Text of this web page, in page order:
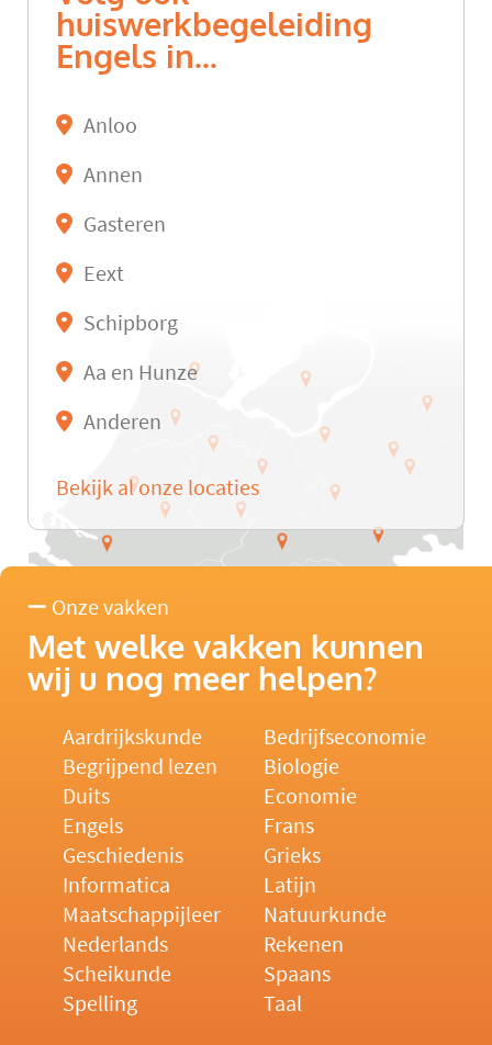
huiswerkbegeleiding
Engels in...
Anloo
Annen
Gasteren
Eext
Schipborg
Aa en Hunze
Anderen
Bekijk al onze locaties
Onze vakken
Met welke vakken kunnen
wij u nog meer helpen?
Aardrijkskunde
Bedrijfseconomie
Begrijpend lezen
Biologie
Duits
Economie
Engels
Frans
Geschiedenis
Grieks
Informatica
Latijn
Maatschappijleer
Natuurkunde
Nederlands
Rekenen
Scheikunde
Spaans
Spelling
Taal